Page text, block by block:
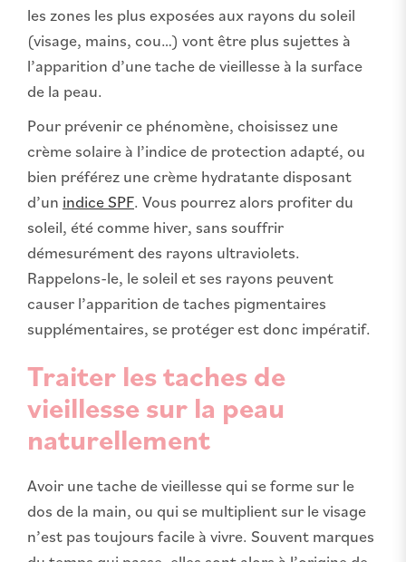
les zones les plus exposées aux rayons du soleil
(visage, mains, cou…) vont être plus sujettes à
l’apparition d’une tache de vieillesse à la surface
de la peau.
Pour prévenir ce phénomène, choisissez une
crème solaire à l’indice de protection adapté, ou
bien préférez une crème hydratante disposant
d’un indice SPF. Vous pourrez alors profiter du
soleil, été comme hiver, sans souffrir
démesurément des rayons ultraviolets.
Rappelons-le, le soleil et ses rayons peuvent
causer l’apparition de taches pigmentaires
supplémentaires, se protéger est donc impératif.
Traiter les taches de
vieillesse sur la peau
naturellement
Avoir une tache de vieillesse qui se forme sur le
dos de la main, ou qui se multiplient sur le visage
n’est pas toujours facile à vivre. Souvent marques